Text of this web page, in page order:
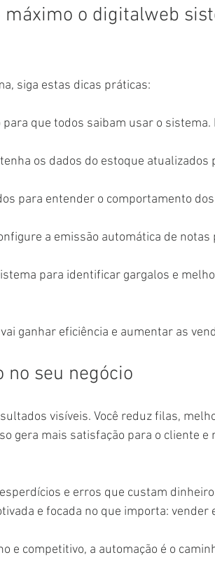
o digitalweb
siga estas dicas práticas:
que todos saibam usar o sistema.
os dados do estoque atualizados
para entender o comportamento
a emissão automática de notas
para identificar gargalos e
ganhar eficiência e aumentar as
no seu negócio
visíveis. Você reduz filas,
gera mais satisfação para o cliente e
e erros que custam
e focada no que importa: vender
e competitivo, a automação é o